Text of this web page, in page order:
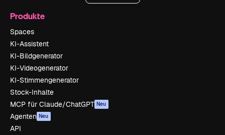
Produkte
Spaces
KI-Assistent
KI-Bildgenerator
KI-Videogenerator
KI-Stimmengenerator
Stock-Inhalte
MCP für Claude/ChatGPT Neu
Agenten Neu
API